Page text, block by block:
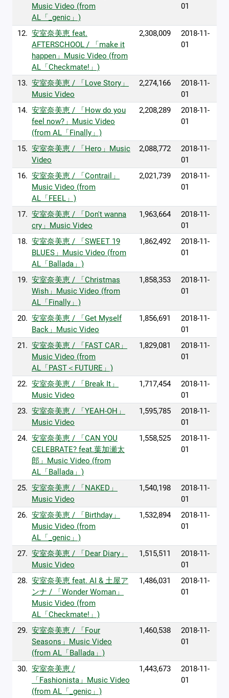
Music Video (from
AL「_genic」)
01
12. 安室奈美恵 feat.
AFTERSCHOOL / 「make it
happen」Music Video (from
AL「Checkmate!」)
2,308,009
2018-11-
01
13. 安室奈美恵 / 「Love Story」
Music Video
2,274,166
2018-11-
01
14. 安室奈美恵 / 「How do you
feel now?」Music Video
(from AL「Finally」)
2,208,289
2018-11-
01
15. 安室奈美恵 / 「Hero」Music
Video
2,088,772
2018-11-
01
16. 安室奈美恵 / 「Contrail」
Music Video (from
AL「FEEL」)
2,021,739
2018-11-
01
17. 安室奈美恵 / 「Don't wanna
cry」Music Video
1,963,664
2018-11-
01
18. 安室奈美恵 / 「SWEET 19
BLUES」Music Video (from
AL「Ballada」)
1,862,492
2018-11-
01
19. 安室奈美恵 / 「Christmas
Wish」Music Video (from
AL「Finally」)
1,858,353
2018-11-
01
20. 安室奈美恵 / 「Get Myself
Back」Music Video
1,856,691
2018-11-
01
21. 安室奈美恵 / 「FAST CAR」
Music Video (from
AL「PAST＜FUTURE」)
1,829,081
2018-11-
01
22. 安室奈美恵 / 「Break It」
Music Video
1,717,454
2018-11-
01
23. 安室奈美恵 / 「YEAH-OH」
Music Video
1,595,785
2018-11-
01
24. 安室奈美恵 / 「CAN YOU
CELEBRATE? feat.葉加瀬太
郎」Music Video (from
AL「Ballada」)
1,558,525
2018-11-
01
25. 安室奈美恵 / 「NAKED」
Music Video
1,540,198
2018-11-
01
26. 安室奈美恵 / 「Birthday」
Music Video (from
AL「_genic」)
1,532,894
2018-11-
01
27. 安室奈美恵 / 「Dear Diary」
Music Video
1,515,511
2018-11-
01
28. 安室奈美恵 feat. AI & 土屋ア
ンナ / 「Wonder Woman」
Music Video (from
AL「Checkmate!」)
1,486,031
2018-11-
01
29. 安室奈美恵 / 「Four
Seasons」Music Video
(from AL「Ballada」)
1,460,538
2018-11-
01
30. 安室奈美恵 /
「Fashionista」Music Video
(from AL「_genic」)
1,443,673
2018-11-
01